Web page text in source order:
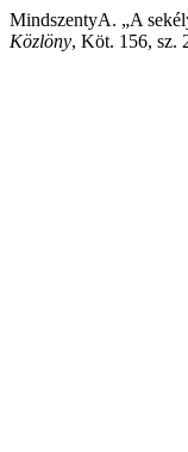
MindszentyA. „A
Közlöny, Köt. 156, sz.